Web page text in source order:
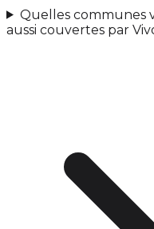
Quelles communes
aussi couvertes par